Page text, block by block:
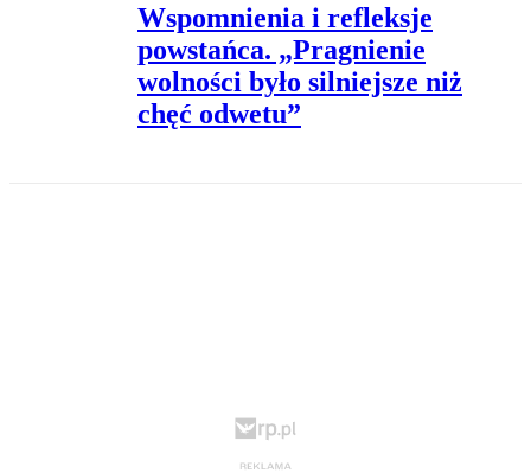
Wspomnienia i refleksje
powstańca. „Pragnienie
wolności było silniejsze niż
chęć odwetu”